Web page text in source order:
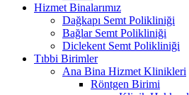
Hizmet Binalarımız
Dağkapı Semt Polikliniği
Bağlar Semt Polikliniği
Diclekent Semt Polikliniği
Tıbbi Birimler
Ana Bina Hizmet Klinikleri
Röntgen Birimi